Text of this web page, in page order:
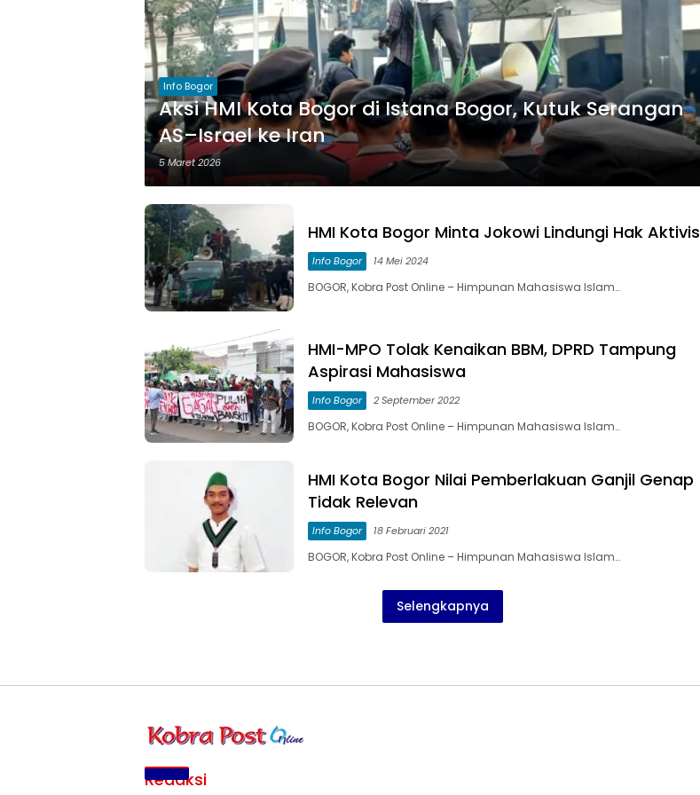
Info Bogor
Aksi HMI Kota Bogor di Istana Bogor, Kutuk Serangan
AS–Israel ke Iran
5 Maret 2026
HMI Kota Bogor Minta Jokowi Lindungi Hak Aktivis
Info Bogor 14 Mei 2024
BOGOR, Kobra Post Online – Himpunan Mahasiswa Islam…
HMI-MPO Tolak Kenaikan BBM, DPRD Tampung
Aspirasi Mahasiswa
Info Bogor 2 September 2022
BOGOR, Kobra Post Online – Himpunan Mahasiswa Islam…
HMI Kota Bogor Nilai Pemberlakuan Ganjil Genap
Tidak Relevan
Info Bogor 18 Februari 2021
BOGOR, Kobra Post Online – Himpunan Mahasiswa Islam…
Selengkapnya
Redaksi